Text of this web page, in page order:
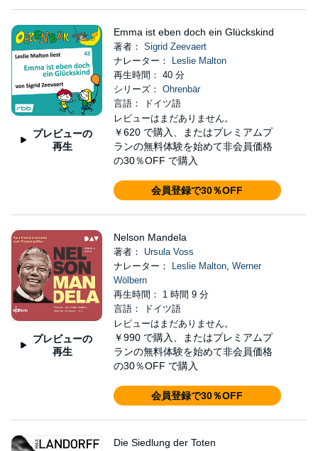
プレビューの
再生
Emma ist eben doch ein Glückskind
著者： Sigrid Zeevaert
ナレーター：
Leslie Malton
再生時間： 40 分
シリーズ： Ohrenbär
言語： ドイツ語
レビューはまだありません。
￥620 で購入、またはプレミアムプ
ランの無料体験を始めて非会員価格
の30％OFF で購入
会員登録で30％OFF
プレビューの
再生
Nelson Mandela
著者： Ursula Voss
ナレーター：
Leslie Malton, Werner
Wölbern
再生時間： 1 時間 9 分
言語： ドイツ語
レビューはまだありません。
￥990 で購入、またはプレミアムプ
ランの無料体験を始めて非会員価格
の30％OFF で購入
会員登録で30％OFF
Die Siedlung der Toten